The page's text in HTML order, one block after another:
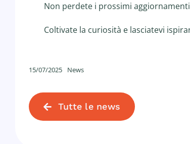
Non perdete i prossimi
Coltivate la curiosità e lasciatevi
15/07/2025 News
Tutte le news